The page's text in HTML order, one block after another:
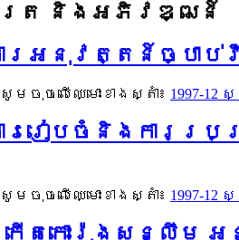
ត្រ និងអភិវឌ្ឍន៍
ការអនុវត្តន៍ច្បាប់
ចុចលើឈ្មោះខាងស្តាំ៖ 1997-
ពីការរៀបចំនិងក
ចុចលើឈ្មោះខាងស្តាំ៖ 1997-
ង្កើតកោះរ៉ុងសន្លឹម